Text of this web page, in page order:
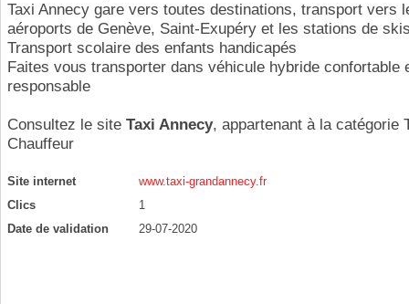
Taxi Annecy gare vers toutes destinations, transport vers
aéroports de Genève, Saint-Exupéry et les stations de
Transport scolaire des enfants handicapés
Faites vous transporter dans véhicule hybride confortable
responsable
Consultez le site Taxi Annecy, appartenant à la catégorie
Chauffeur
Site internet
www.taxi-grandannecy.fr
Clics
1
Date de validation
29-07-2020